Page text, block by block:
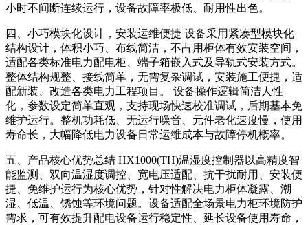
小时不间断连续运行，设备故障率极低、耐用性出色。
四、小巧模块化设计，安装运维便捷 设备采用紧凑型模块化
结构设计，体积小巧、布线简洁，不占用柜体有效安装空间，
适配各类标准电力配电柜、端子箱嵌入式及导轨式安装方式。
整体结构规整、接线简单，无需复杂调试，安装施工便捷，适
配新装、改造各类电力工程项目。 设备操作逻辑简洁人性
化，参数设定简单直观，支持现场快速校准调试，后期基本免
维护运行。整机功耗低、无运行噪音、元件老化速度慢，使用
寿命长，大幅降低电力设备日常运维成本与故障停机概率。
五、产品核心优势总结 HX1000(TH)温湿度控制器以高精度智
能监测、双向温湿度调控、宽电压适配、抗干扰耐用、安装便
捷、免维护运行为核心优势，针对性解决电力柜体凝露、潮
湿、低温、锈蚀等环境问题。设备适配全场景电力柜环境防护
需求，可有效提升配电设备运行稳定性、延长设备使用寿命，